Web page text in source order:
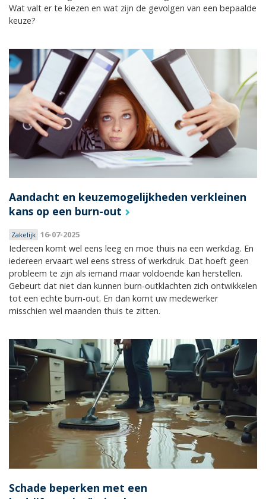
Wat valt er te kiezen en wat zijn de gevolgen van een bepaalde
keuze?
Aandacht en keuzemogelijkheden verkleinen
kans op een burn-out
Zakelijk 16-07-2025
Iedereen komt wel eens leeg en moe thuis na een werkdag. En
iedereen ervaart wel eens stress of werkdruk. Dat hoeft geen
probleem te zijn als iemand maar voldoende kan herstellen.
Gebeurt dat niet dan kunnen burn-outklachten zich ontwikkelen
tot een echte burn-out. En dan komt uw medewerker
misschien wel maanden thuis te zitten.
Schade beperken met een